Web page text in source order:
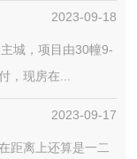
2023-09-18
城，项目由30幢9-
，现房在...
2023-09-17
距离上还算是一二